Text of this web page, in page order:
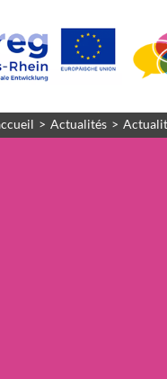
Actualités